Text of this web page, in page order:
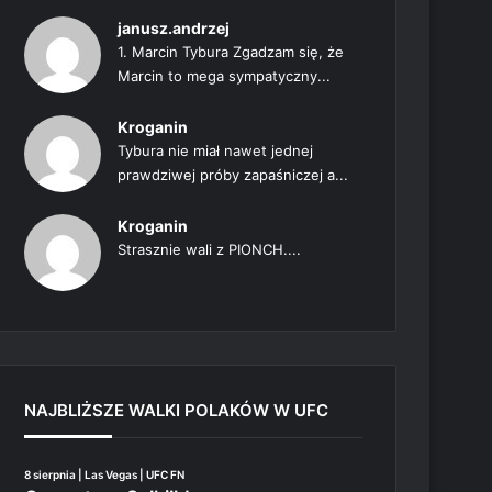
janusz.andrzej
1. Marcin Tybura Zgadzam się, że
Marcin to mega sympatyczny...
Kroganin
Tybura nie miał nawet jednej
prawdziwej próby zapaśniczej a...
Kroganin
Strasznie wali z PIONCH....
NAJBLIŻSZE WALKI POLAKÓW W UFC
8 sierpnia | Las Vegas | UFC FN